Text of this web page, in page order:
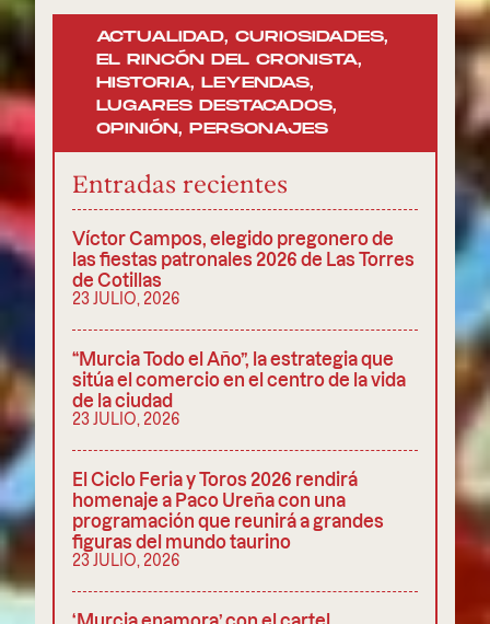
ACTUALIDAD, CURIOSIDADES,
EL RINCÓN DEL CRONISTA,
HISTORIA, LEYENDAS,
LUGARES DESTACADOS,
OPINIÓN, PERSONAJES
Entradas recientes
Víctor Campos, elegido pregonero de
las fiestas patronales 2026 de Las Torres
de Cotillas
23 JULIO, 2026
“Murcia Todo el Año”, la estrategia que
sitúa el comercio en el centro de la vida
de la ciudad
23 JULIO, 2026
El Ciclo Feria y Toros 2026 rendirá
homenaje a Paco Ureña con una
programación que reunirá a grandes
figuras del mundo taurino
23 JULIO, 2026